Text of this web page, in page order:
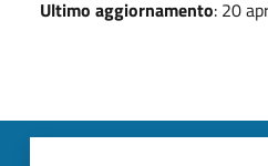
Ultimo aggiornamento: 20